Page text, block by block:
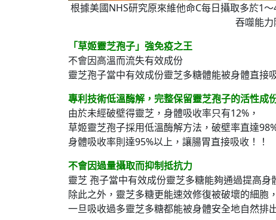
根據美國NHS研究原來維他命C每日攝取多於1
吞噬能力
「草姬靈芝孢子」強免疫之王
不會因高溫而流失有效成份
靈芝孢子當中有效成份靈芝多糖體能被身體直接
專利技術低溫酶解，完整保留靈芝孢子的活性成
由於未經破壁得靈芝，身體吸收率只有12%，
草姬靈芝孢子採用低溫酶解方法，破壁率直達
身體吸收率則達95%以上，讓腸胃直接吸收！！
不會因過量攝取而抑制抵抗力
靈芝 孢子當中有效成份靈芝多糖能夠通過提高身
除此之外，靈芝多糖更能速效修復被破壞的細胞
一旦吸收過多靈芝多糖都能被身體安全地自然排